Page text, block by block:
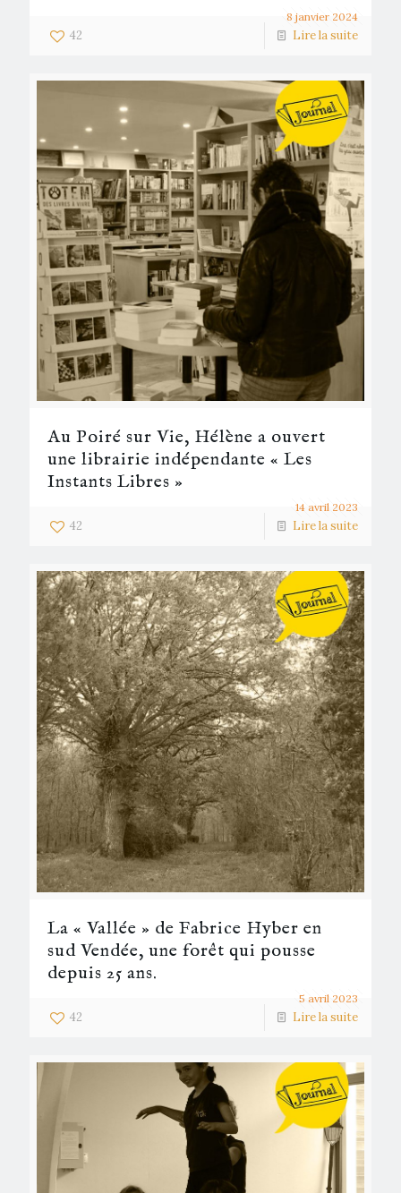
8 janvier 2024
42 Lire la suite
14 avril 2023
Au Poiré sur Vie, Hélène a ouvert
une librairie indépendante « Les
Instants Libres »
42 Lire la suite
5 avril 2023
La « Vallée » de Fabrice Hyber en
sud Vendée, une forêt qui pousse
depuis 25 ans.
42 Lire la suite